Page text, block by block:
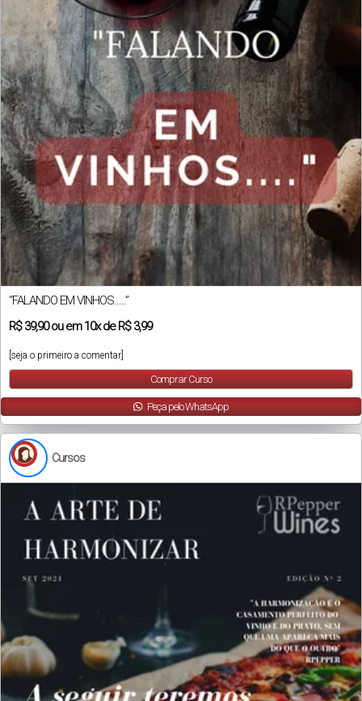
“FALANDO EM VINHOS…..”
R$39,90ou em10xde R$ 3,99
[seja o primeiro a comentar]
Comprar Curso
Peça pelo WhatsApp
Cursos